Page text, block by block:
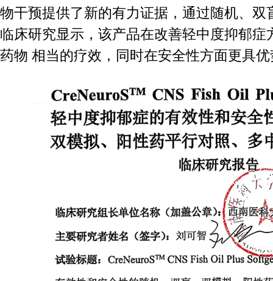
物干预提供了新的有力证据，通过随机、双
临床研究显示，该产品在改善轻中度抑郁症
药物 相当的疗效，同时在安全性方面更具